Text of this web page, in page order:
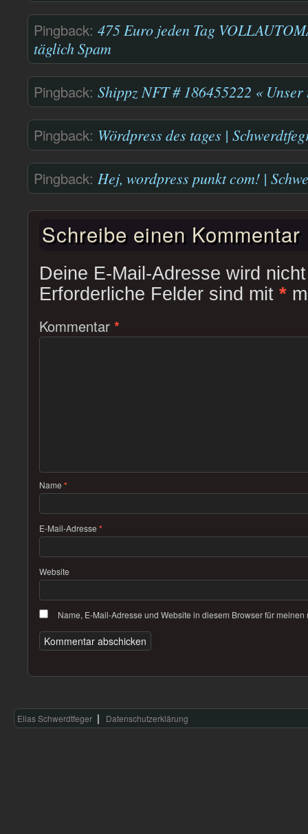
Pingback: 475 Euro jeden Tag
täglich Spam
Pingback: Shippz NFT # 186455222 « Unser
Pingback: Wördpress des tages |
Pingback: Hej, wordpress punkt com! |
Schreibe einen Kommentar
Deine E-Mail-Adresse wird
Erforderliche Felder sind mit *
Kommentar *
Name *
E-Mail-Adresse *
Website
Name, E-Mail-Adresse und Website in diesem Browser für
Elias Schwerdtfeger Datenschutzerklärung